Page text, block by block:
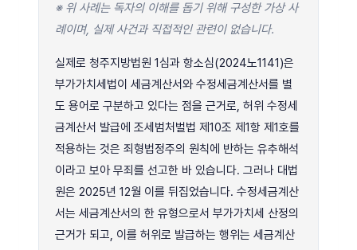
※ 위 사례는 독자의 이해를 돕기 위해 구성한 가상 사
례이며, 실제 사건과 직접적인 관련이 없습니다.
실제로 청주지방법원 1심과 항소심(2024노1141)은
부가가치세법이 세금계산서와 수정세금계산서를 별
도 용어로 구분하고 있다는 점을 근거로, 허위 수정세
금계산서 발급에 조세범처벌법 제10조 제1항 제1호를
적용하는 것은 죄형법정주의 원칙에 반하는 유추해석
이라고 보아 무죄를 선고한 바 있습니다. 그러나 대법
원은 2025년 12월 이를 뒤집었습니다. 수정세금계산
서는 세금계산서의 한 유형으로서 부가가치세 산정의
근거가 되고, 이를 허위로 발급하는 행위는 세금계산